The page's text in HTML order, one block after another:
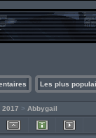
Les plus
2017 > Abbygail